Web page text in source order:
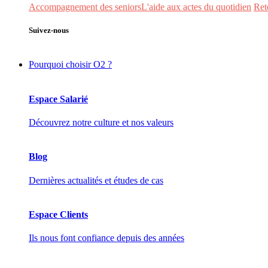
Accompagnement des seniorsL'aide aux actes du quotidien
Suivez-nous
Pourquoi choisir O2 ?
Espace Salarié
Découvrez notre culture et nos valeurs
Blog
Dernières actualités et études de cas
Espace Clients
Ils nous font confiance depuis des années